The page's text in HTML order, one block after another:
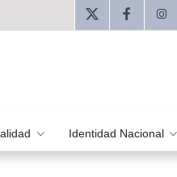
Identidad Nacional